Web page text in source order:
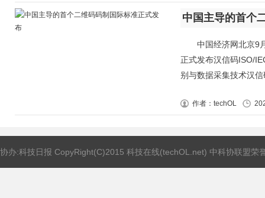
中国主导的首个
中国经济网北京9月
正式发布汉信码ISO/
别与数据采集技术汉
作者：techOL
协办:科技日报 CopyRight(C)2015 科技在线(techOL.net) 中科协联盟荣